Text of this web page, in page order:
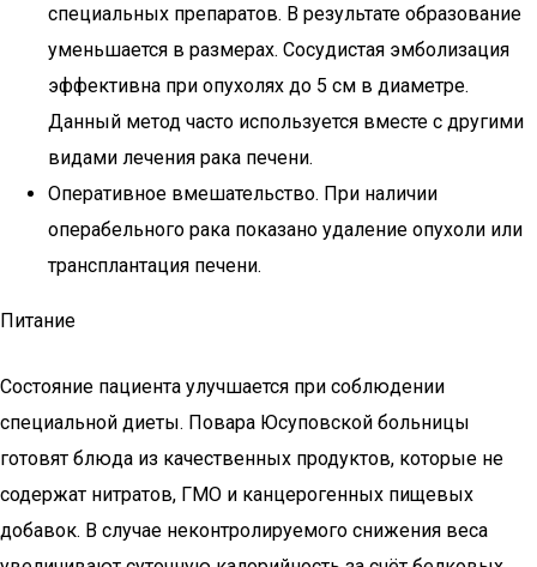
специальных препаратов. В результате образование
уменьшается в размерах. Сосудистая эмболизация
эффективна при опухолях до 5 см в диаметре.
Данный метод часто используется вместе с другими
видами лечения рака печени.
Оперативное вмешательство. При наличии
операбельного рака показано удаление опухоли или
трансплантация печени.
Питание
Состояние пациента улучшается при соблюдении
специальной диеты. Повара Юсуповской больницы
готовят блюда из качественных продуктов, которые не
содержат нитратов, ГМО и канцерогенных пищевых
добавок. В случае неконтролируемого снижения веса